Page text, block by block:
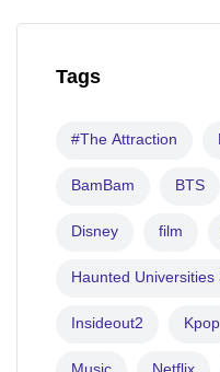
Tags
#The Attraction
BamBam BTS
Disney film
Haunted Universities
Insideout2 Kpop